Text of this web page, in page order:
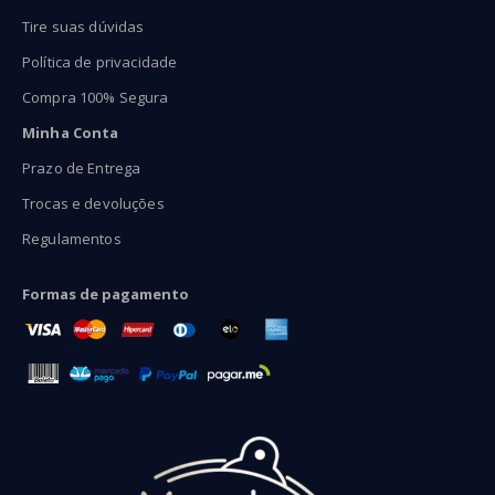
Tire suas dúvidas
Política de privacidade
Compra 100% Segura
Minha Conta
Prazo de Entrega
Trocas e devoluções
Regulamentos
Formas de pagamento